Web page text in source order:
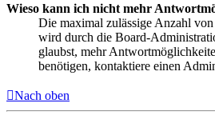
Wieso kann ich nicht mehr
Die maximal zulässige Anzahl
wird durch die Board-
glaubst, mehr
benötigen, kontaktiere einen
Nach oben